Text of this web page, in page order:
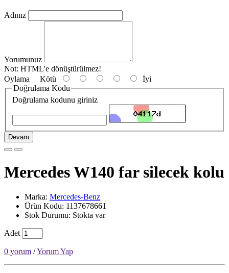
Adınız
Yorumunuz
Not: HTML'e dönüştürülmez!
Oylama Kötü
İyi
Doğrulama Kodu
Doğrulama kodunu giriniz
Devam
Mercedes W140 far silecek kolu
Marka: Mercedes-Benz
Ürün Kodu: 1137678661
Stok Durumu: Stokta var
Adet
0 yorum /Yorum Yap